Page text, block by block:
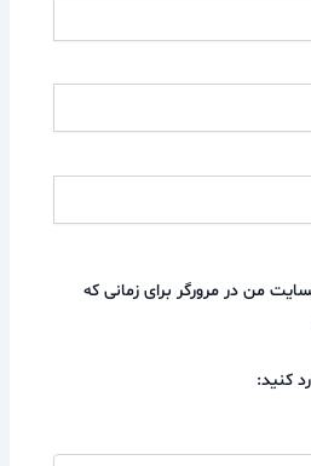
من در مرورگر برای زمانی که
کنید: